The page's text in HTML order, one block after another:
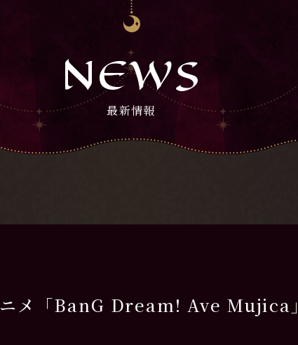
NEWS
最新情報
メ「BanG Dream! Ave Mujica